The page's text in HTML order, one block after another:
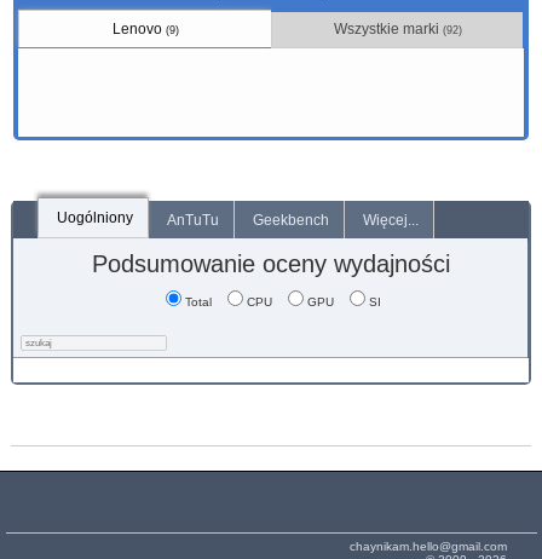
Lenovo (9) Wszystkie marki (92)
Uogólniony AnTuTu Geekbench Więcej...
Podsumowanie oceny wydajności
Total CPU GPU SI
chaynikam.hello@gmail.com